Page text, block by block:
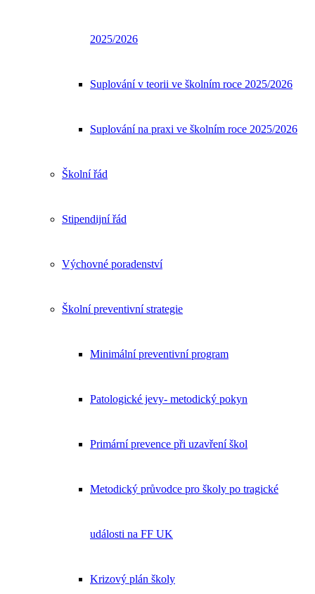
2025/2026
Suplování v teorii ve školním roce 2025/2026
Suplování na praxi ve školním roce 2025/2026
Školní řád
Stipendijní řád
Výchovné poradenství
Školní preventivní strategie
Minimální preventivní program
Patologické jevy- metodický pokyn
Primární prevence při uzavření škol
Metodický průvodce pro školy po tragické
události na FF UK
Krizový plán školy